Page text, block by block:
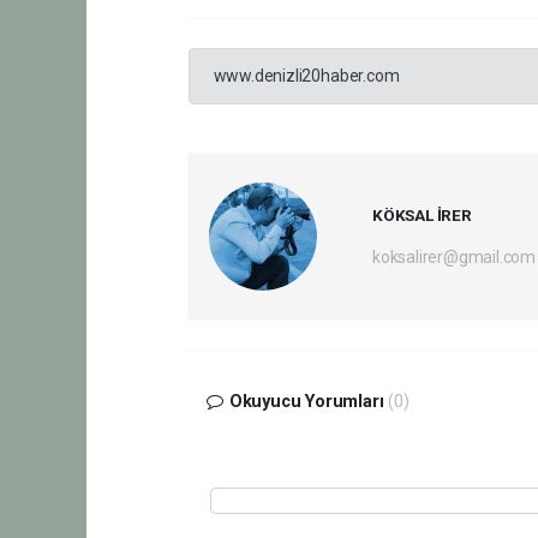
www.denizli20haber.com
KÖKSAL İRER
koksalirer@gmail.com
Okuyucu Yorumları (0)